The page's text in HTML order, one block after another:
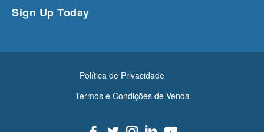
Sign Up Today
Política de Privacidade
Termos e Condições de Venda